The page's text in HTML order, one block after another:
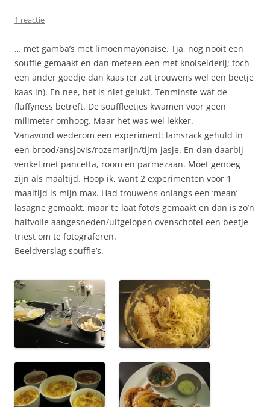
1 reactie
… met gamba’s met limoenmayonaise. Tja, nog nooit een
souffle gemaakt en dan meteen een met knolselderij; toch
een ander goedje dan kaas (er zat trouwens wel een beetje
kaas in). En nee, het is niet gelukt. Tenminste wat de
fluffyness betreft. De souffleetjes kwamen voor geen
milimeter omhoog. Maar het was wel lekker.
Vanavond wederom een experiment: lamsrack gehuld in
een brood/ansjovis/rozemarijn/tijm-jasje. En dan daarbij
venkel met pancetta, room en parmezaan. Moet genoeg
zijn als maaltijd. Hoop ik, want 2 experimenten voor 1
maaltijd is mijn max. Had trouwens onlangs een ‘mean’
lasagne gemaakt, maar te laat foto’s gemaakt en dan is zo’n
halfvolle aangesneden/uitgelopen ovenschotel een beetje
triest om te fotograferen.
Beeldverslag souffle’s.